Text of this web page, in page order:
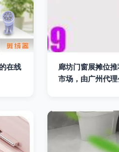
在线
廊坊门窗展摊位
市场，由广州代